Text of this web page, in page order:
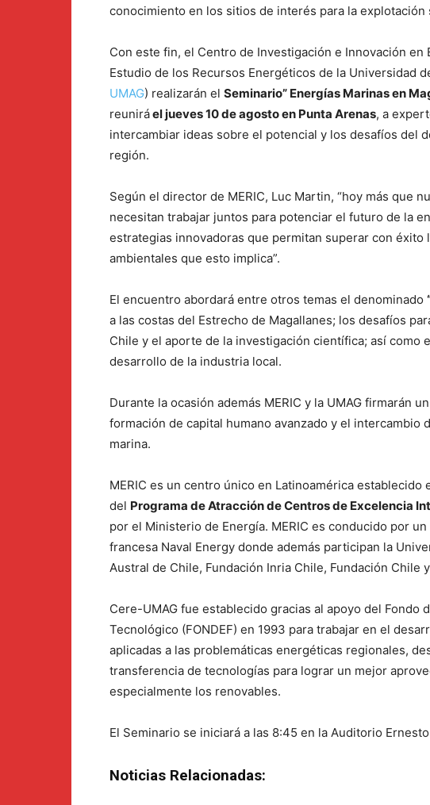
conocimiento en los sitios de interés para la
Con este fin, el Centro de Investigación e Innovación en
Estudio de los Recursos Energéticos de la Universidad
UMAG) realizarán el Seminario” Energías Marinas en
reuniráel jueves 10 de agosto en Punta Arenas, a
intercambiar ideas sobre el potencial y los desafíos del
región.
Según el director de MERIC, Luc Martin, “hoy más que
necesitan trabajar juntos para potenciar el futuro de la
estrategias innovadoras que permitan superar con
ambientales que esto implica”.
El encuentro abordará entre otros temas el denominado
a las costas del Estrecho de Magallanes; los desafíos
Chile y el aporte de la investigación científica; así como
desarrollo de la industria local.
Durante la ocasión además MERIC y la UMAG firmarán
formación de capital humano avanzado y el intercambio
marina.
MERIC es un centro único en Latinoamérica establecido
del Programa de Atracción de Centros de Excelencia
por el Ministerio de Energía. MERIC es conducido por
francesa Naval Energy donde además participan la
Austral de Chile, Fundación Inria Chile, Fundación Chile
Cere-UMAG fue establecido gracias al apoyo del Fondo
Tecnológico (FONDEF) en 1993 para trabajar en el
aplicadas a las problemáticas energéticas regionales,
transferencia de tecnologías para lograr un mejor
especialmente los renovables.
El Seminario se iniciará a las 8:45 en la Auditorio
Noticias Relacionadas: